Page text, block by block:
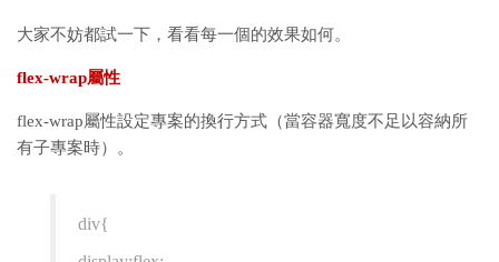
大家不妨都試一下，看看每一個的效果如何。
flex-wrap屬性
flex-wrap屬性設定專案的換行方式（當容器寬度不足以容納所
有子專案時）。
div{